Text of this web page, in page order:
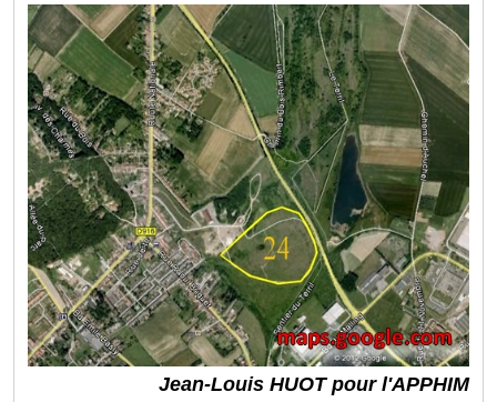
Jean-Louis HUOT pour l'APPHIM